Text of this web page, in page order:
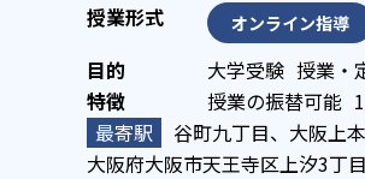
オンライン指導
大学受験 授業・
授業の振替可能
谷町九丁目、大阪上
大阪府大阪市天王寺区上汐3丁